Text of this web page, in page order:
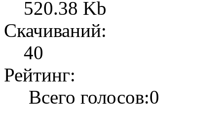
520.38 Kb
Скачиваний:
40
Рейтинг:
Всего голосов:0